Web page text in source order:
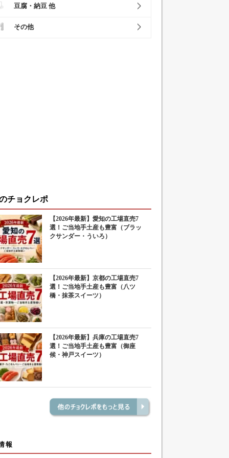
豆腐・納豆 他
その他
チョクレポ
【2026年最新】愛知の工場直売7
選！ご当地手土産も豊富（ブラッ
クサンダー・ういろ）
【2026年最新】京都の工場直売7
選！ご当地手土産も豊富（八ツ
橋・抹茶スイーツ）
【2026年最新】兵庫の工場直売7
選！ご当地手土産も豊富（御座
候・神戸スイーツ）
報